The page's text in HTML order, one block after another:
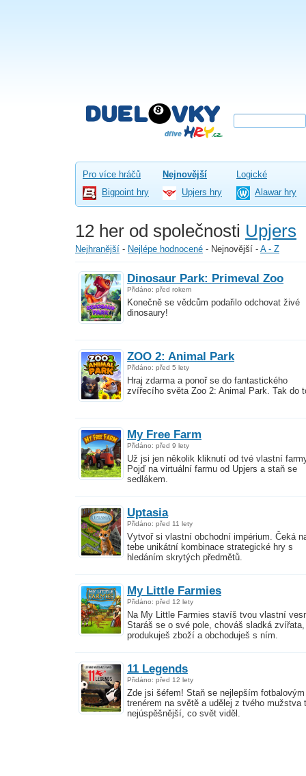
Pro více hráčů Nejnovější
Logické
Bigpoint hry
Upjers hry Alawar hry
12 her od společnosti Upjers
Nejhranější - Nejlépe hodnocené - Nejnovější - A - Z
Dinosaur Park: Primeval Zoo
Přidáno: před rokem
Konečně se vědcům podařilo odchovat živé
dinosaury!
ZOO 2: Animal Park
Přidáno: před 5 lety
Hraj zdarma a ponoř se do fantastického
zvířecího světa Zoo 2: Animal Park. Tak do
My Free Farm
Přidáno: před 9 lety
Už jsi jen několik kliknutí od tvé vlastní
Pojď na virtuální farmu od Upjers a staň se
sedlákem.
Uptasia
Přidáno: před 11 lety
Vytvoř si vlastní obchodní impérium. Čeká
tebe unikátní kombinace strategické hry s
hledáním skrytých předmětů.
My Little Farmies
Přidáno: před 12 lety
Na My Little Farmies stavíš tvou vlastní
Staráš se o své pole, chováš sladká zvířata,
produkuješ zboží a obchoduješ s ním.
11 Legends
Přidáno: před 12 lety
Zde jsi šéfem! Staň se nejlepším fotbalovým
trenérem na světě a udělej z tvého mužstva
nejúspěšnější, co svět viděl.